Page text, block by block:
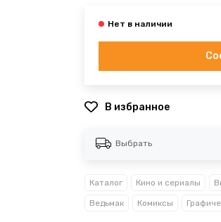
В избранное
Выбрать
Каталог Кино и сериалы
Ведьмак Комиксы